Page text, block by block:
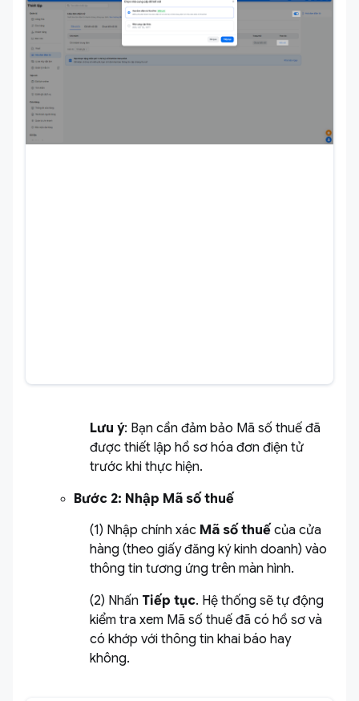
Lưu ý: Bạn cần đảm bảo Mã số thuế đã
được thiết lập hồ sơ hóa đơn điện tử
trước khi thực hiện.
Bước 2: Nhập Mã số thuế
(1) Nhập chính xác Mã số thuế của cửa
hàng (theo giấy đăng ký kinh doanh) vào
thông tin tương ứng trên màn hình.
(2) Nhấn Tiếp tục. Hệ thống sẽ tự động
kiểm tra xem Mã số thuế đã có hồ sơ và
có khớp với thông tin khai báo hay
không.